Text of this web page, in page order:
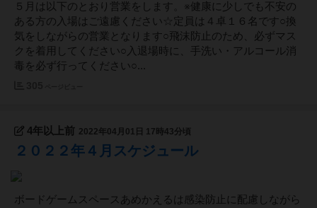
５月は以下のとおり営業をします。※健康に少しでも不安の
ある方の入場はご遠慮ください☆定員は４卓１６名です○換
気をしながらの営業となります○飛沫防止のため、必ずマス
クを着用してください○入退場時に、手洗い・アルコール消
毒を必ず行ってください○...
4年以上前 2022年04月01日 17時43分頃
２０２２年４月スケジュール
ボードゲームスペースあめかえるは感染防止に配慮しながら